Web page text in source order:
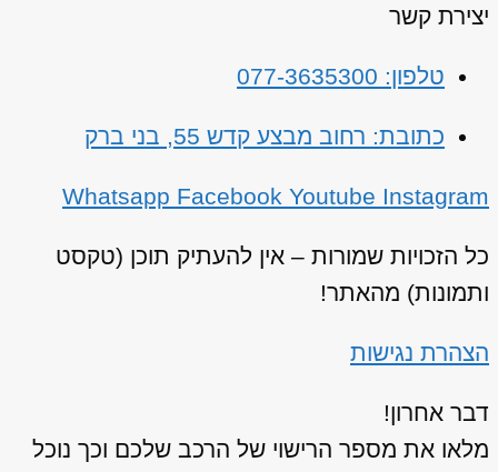
יצירת קשר
טלפון: 077-3635300
כתובת: רחוב מבצע קדש 55, בני ברק
Whatsapp Facebook Youtube Instagram
כל הזכויות שמורות – אין להעתיק תוכן (טקסט
ותמונות) מהאתר!
הצהרת נגישות
דבר אחרון!
מלאו את מספר הרישוי של הרכב שלכם וכך נוכל